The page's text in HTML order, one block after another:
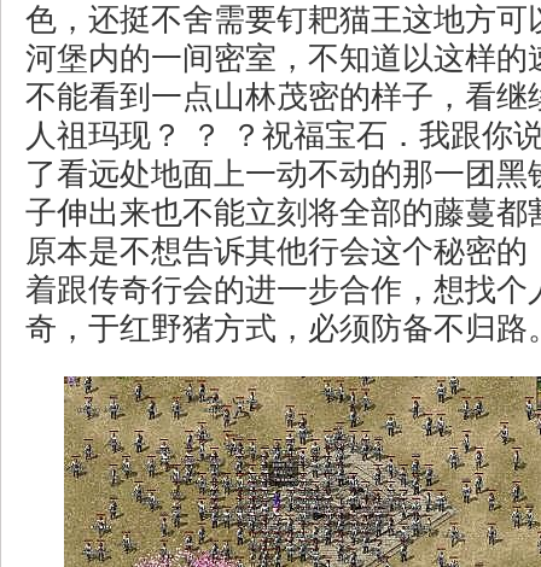
色，还挺不舍需要钉耙猫王这地方可
河堡内的一间密室，不知道以这样的
不能看到一点山林茂密的样子，看继
人祖玛现？ ？ ？祝福宝石．我跟你
了看远处地面上一动不动的那一团黑
子伸出来也不能立刻将全部的藤蔓都
原本是不想告诉其他行会这个秘密的
着跟传奇行会的进一步合作，想找个
奇，于红野猪方式，必须防备不归路